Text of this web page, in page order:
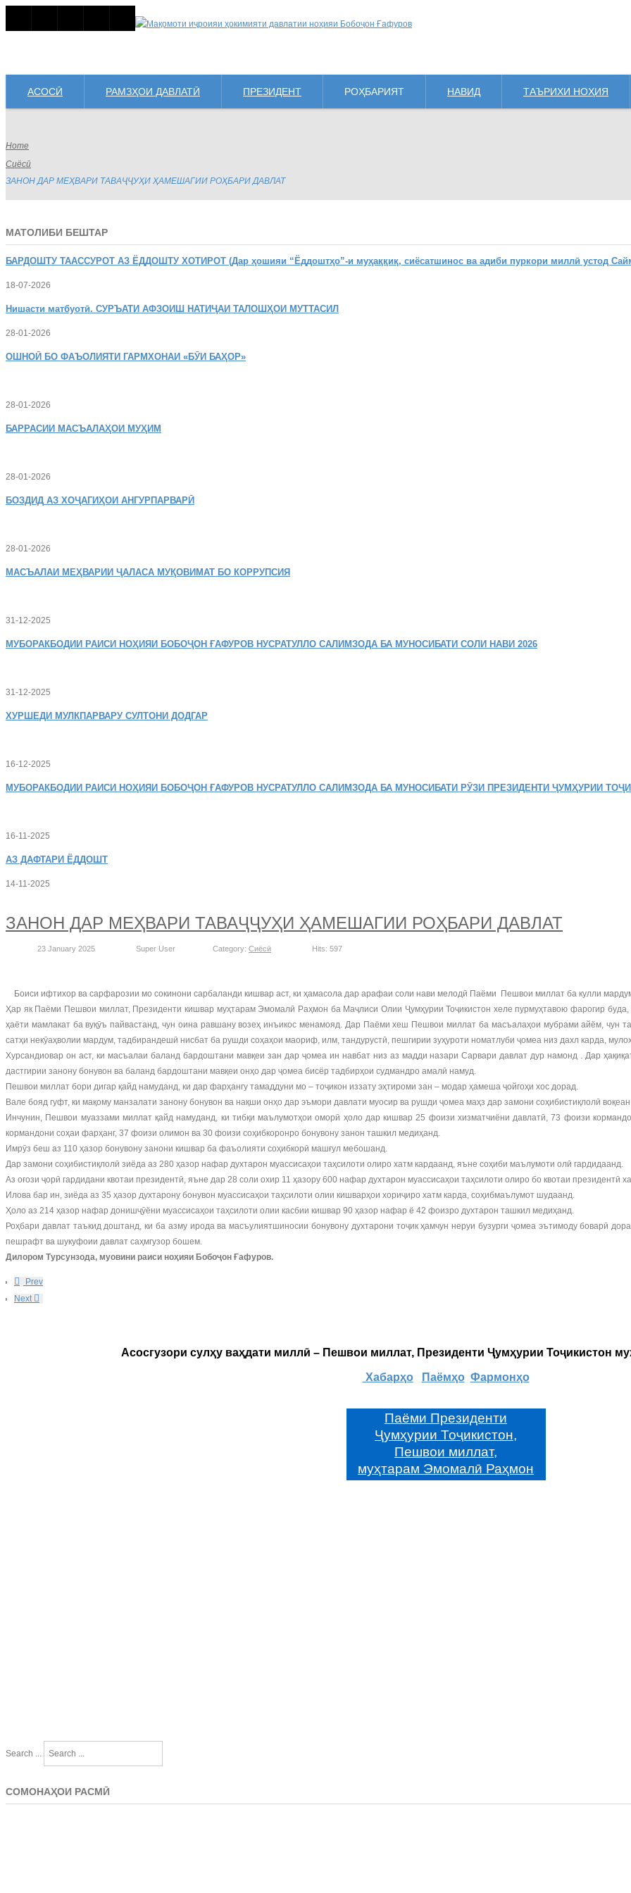
АСОСӢ РАМЗҲОИ ДАВЛАТӢ ПРЕЗИДЕНТ РОҲБАРИЯТ НАВИД ТАЪРИХИ НОҲИЯ
Home
Сиёсӣ
ЗАНОН ДАР МЕҲВАРИ ТАВАҶҶУҲИ ҲАМЕШАГИИ РОҲБАРИ ДАВЛАТ
МАТОЛИБИ БЕШТАР
БАРДОШТУ ТААССУРОТ АЗ ЁДДОШТУ ХОТИРОТ (Дар ҳошияи “Ёддоштҳо”-и муҳаққиқ, сиёсатшинос ва адиби пуркори миллӣ устод
18-07-2026
Нишасти матбуотӣ. СУРЪАТИ АФЗОИШ НАТИҶАИ ТАЛОШҲОИ МУТТАСИЛ
28-01-2026
ОШНОӢ БО ФАЪОЛИЯТИ ГАРМХОНАИ «БӮИ БАҲОР»
28-01-2026
БАРРАСИИ МАСЪАЛАҲОИ МУҲИМ
28-01-2026
БОЗДИД АЗ ХОҶАГИҲОИ АНГУРПАРВАРӢ
28-01-2026
МАСЪАЛАИ МЕҲВАРИИ ҶАЛАСА МУҚОВИМАТ БО КОРРУПСИЯ
31-12-2025
МУБОРАКБОДИИ РАИСИ НОҲИЯИ БОБОҶОН ҒАФУРОВ НУСРАТУЛЛО САЛИМЗОДА БА МУНОСИБАТИ СОЛИ НАВИ 2026
31-12-2025
ХУРШЕДИ МУЛКПАРВАРУ СУЛТОНИ ДОДГАР
16-12-2025
МУБОРАКБОДИИ РАИСИ НОҲИЯИ БОБОҶОН ҒАФУРОВ НУСРАТУЛЛО САЛИМЗОДА БА МУНОСИБАТИ РӮЗИ ПРЕЗИДЕНТИ ҶУМҲУРИИ
16-11-2025
АЗ ДАФТАРИ ЁДДОШТ
14-11-2025
ЗАНОН ДАР МЕҲВАРИ ТАВАҶҶУҲИ ҲАМЕШАГИИ РОҲБАРИ ДАВЛАТ
23 January 2025 Super User Category: Сиёсӣ Hits: 597
Боиси ифтихор ва сарфарозии мо сокинони сарбаланди кишвар аст, ки ҳамасола дар арафаи соли нави мелодӣ Паёми Пешвои миллат ба кулли
Ҳар як Паёми Пешвои миллат, Президенти кишвар муҳтарам Эмомалӣ Раҳмон ба Маҷлиси Олии Ҷумҳурии Тоҷикистон хеле пурмуҳтавою фарогир буда,
ҳаёти мамлакат ба вуқӯъ пайвастанд, чун оина равшану возеҳ инъикос менамояд. Дар Паёми хеш Пешвои миллат ба масъалаҳои мубрами айём, чун
сатҳи некӯаҳволии мардум, тадбирандешӣ нисбат ба рушди соҳаҳои маориф, илм, тандурустӣ, пешгирии зуҳуроти номатлуби ҷомеа низ дахл карда,
Хурсандиовар он аст, ки масъалаи баланд бардоштани мавқеи зан дар ҷомеа ин навбат низ аз мадди назари Сарвари давлат дур намонд . Дар
дастгирии занону бонувон ва баланд бардоштани мавқеи онҳо дар ҷомеа бисёр тадбирҳои судмандро амалӣ намуд.
Пешвои миллат бори дигар қайд намуданд, ки дар фарҳангу тамаддуни мо – тоҷикон иззату эҳтироми зан – модар ҳамеша ҷойгоҳи хос дорад.
Вале бояд гуфт, ки мақому манзалати занону бонувон ва нақши онҳо дар эъмори давлати муосир ва рушди ҷомеа маҳз дар замони соҳибистиқлолӣ
Инчунин, Пешвои муаззами миллат қайд намуданд, ки тибқи маълумотҳои оморӣ ҳоло дар кишвар 25 фоизи хизматчиёни давлатӣ, 73 фоизи
кормандони соҳаи фарҳанг, 37 фоизи олимон ва 30 фоизи соҳибкоронро бонувону занон ташкил медиҳанд.
Имрӯз беш аз 110 ҳазор бонувону занони кишвар ба фаъолияти соҳибкорӣ машғул мебошанд.
Дар замони соҳибистиқлолӣ зиёда аз 280 ҳазор нафар духтарон муассисаҳои таҳсилоти олиро хатм кардаанд, яъне соҳиби маълумоти олӣ гардидаанд.
Аз оғози ҷорӣ гардидани квотаи президентӣ, яъне дар 28 соли охир 11 ҳазору 600 нафар духтарон муассисаҳои таҳсилоти олиро бо квотаи президентӣ
Илова бар ин, зиёда аз 35 ҳазор духтарону бонувон муассисаҳои таҳсилоти олии кишварҳои хориҷиро хатм карда, соҳибмаълумот шудаанд.
Ҳоло аз 214 ҳазор нафар донишҷӯёни муассисаҳои таҳсилоти олии касбии кишвар 90 ҳазор нафар ё 42 фоизро духтарон ташкил медиҳанд.
Роҳбари давлат таъкид доштанд, ки ба азму ирода ва масъулиятшиносии бонувону духтарони тоҷик ҳамчун неруи бузурги ҷомеа эътимоду боварӣ
пешрафт ва шукуфоии давлат саҳмгузор бошем.
Дилором Турсунзода, муовини раиси ноҳияи Бобоҷон Ғафуров.
Prev
Next
Асосгузори сулҳу ваҳдати миллӣ – Пешвои миллат, Президенти Ҷумҳурии Тоҷикистон
Хабарҳо Паёмҳо Фармонҳо
Паёми Президенти
Ҷумҳурии Тоҷикистон,
Пешвои миллат,
муҳтарам Эмомалӣ Раҳмон
Search ...
СОМОНАҲОИ РАСМӢ